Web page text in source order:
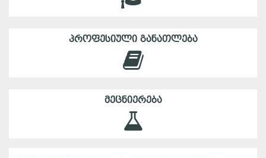
ᲞᲠᲝᲤᲔᲡᲘᲣᲚᲘ ᲒᲐᲜᲐᲗᲚᲔᲑᲐ
ᲛᲔᲪᲜᲘᲔᲠᲔᲑᲐ